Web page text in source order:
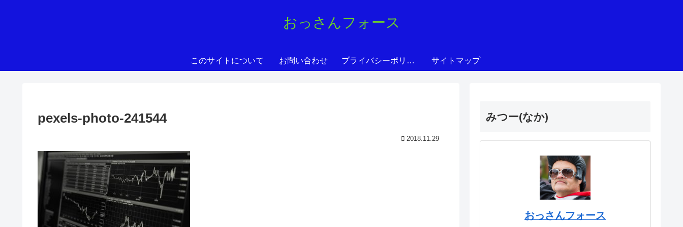
おっさんフォース
このサイトについて お問い合わせ プライバシーポリシー サイトマップ
pexels-photo-241544
2018.11.29
みつー(なか)
おっさんフォース